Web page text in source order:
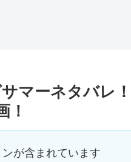
サマーネタバレ
！
が含まれています